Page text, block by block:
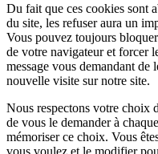
Du fait que ces cookies sont
du site, les refuser aura un
Vous pouvez toujours
de votre navigateur et forcer
message vous demandant de
nouvelle visite sur notre site.
Nous respectons votre choix
de vous le demander à
mémoriser ce choix. Vous
vous voulez et le modifier